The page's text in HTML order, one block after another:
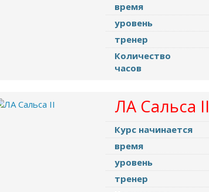
время
уровень
тренер
Количество
часов
ЛА Cальса II
Курс начинается
время
уровень
тренер